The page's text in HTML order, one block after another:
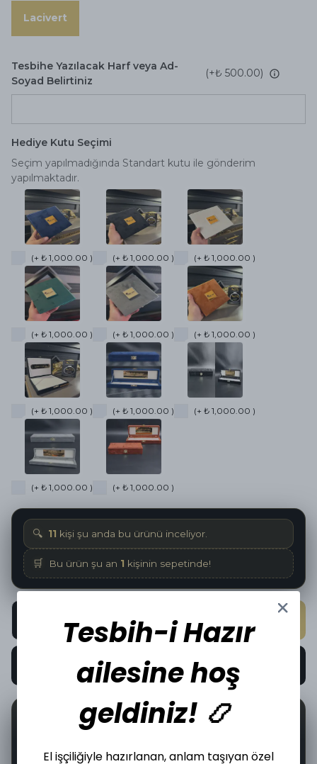
Lacivert
Tesbihe Yazılacak Harf veya Ad-
Soyad Belirtiniz
(+₺ 500.00)
Hediye Kutu Seçimi
Seçim yapılmadığında Standart kutu ile gönderim
yapılmaktadır.
(+ ₺ 1,000.00 ) (+ ₺ 1,000.00 ) (+ ₺ 1,000.00 )
(+ ₺ 1,000.00 ) (+ ₺ 1,000.00 ) (+ ₺ 1,000.00 )
(+ ₺ 1,000.00 ) (+ ₺ 1,000.00 ) (+ ₺ 1,000.00 )
(+ ₺ 1,000.00 ) (+ ₺ 1,000.00 )
🔍 11 kişi şu anda bu ürünü inceliyor.
🛒 Bu ürün şu an 1 kişinin sepetinde!
SEPETE EKLE
HEMEN AL
İncelediğiniz üründen bugün30
Tesbih-i Hazır
ailesine hoş
geldiniz! 📿
El işçiliğiyle hazırlanan, anlam taşıyan özel